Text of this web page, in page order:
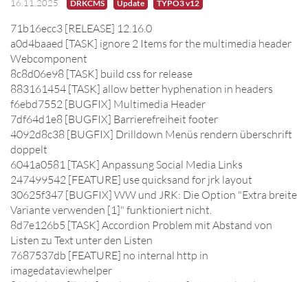
16.11.2025 DRKCMS Update TYPO3 v12
71b16ecc3 [RELEASE] 12.16.0
a0d4baaed [TASK] ignore 2 Items for the multimedia header
Webcomponent
8c8d06e98 [TASK] build css for release
883161454 [TASK] allow better hyphenation in headers
f6ebd7552 [BUGFIX] Multimedia Header
7df64d1e8 [BUGFIX] Barrierefreiheit footer
4092d8c38 [BUGFIX] Drilldown Menüs rendern überschrift
doppelt
6041a0581 [TASK] Anpassung Social Media Links
247499542 [FEATURE] use quicksand for jrk layout
30625f347 [BUGFIX] WW und JRK: Die Option "Extra breite
Variante verwenden [1]" funktioniert nicht.
8d7e126b5 [TASK] Accordion Problem mit Abstand von
Listen zu Text unter den Listen
7687537db [FEATURE] no internal http in
imagedataviewhelper